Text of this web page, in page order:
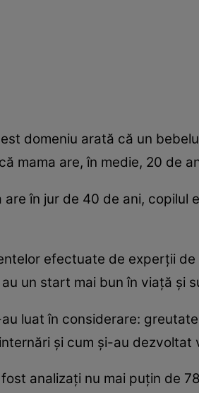
domeniu arată că un
mama are, în medie, 20 de
are în jur de 40 de ani,
efectuate de experţii
un start mai bun în viaţă şi
luat în considerare:
şi cum şi-au dezvoltat
analizaţi nu mai puţin de